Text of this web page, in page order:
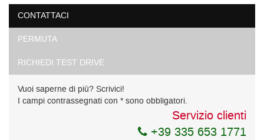
CONTATTACI
PERMUTA
RICHIEDI TEST DRIVE
Vuoi saperne di più? Scrivici!
I campi contrassegnati con * sono obbligatori.
Servizio clienti
+39 335 653 1771